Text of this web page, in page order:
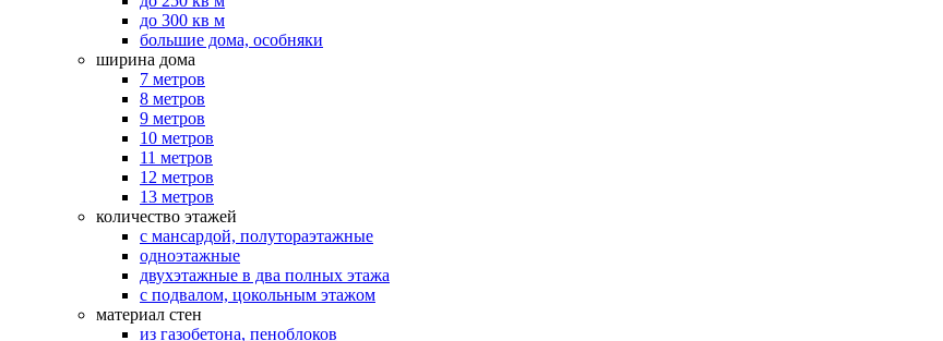
до 300 кв м
большие дома, особняки
ширина дома
7 метров
8 метров
9 метров
10 метров
11 метров
12 метров
13 метров
количество этажей
с мансардой, полутораэтажные
одноэтажные
двухэтажные в два полных этажа
с подвалом, цокольным этажом
материал стен
из газобетона, пеноблоков